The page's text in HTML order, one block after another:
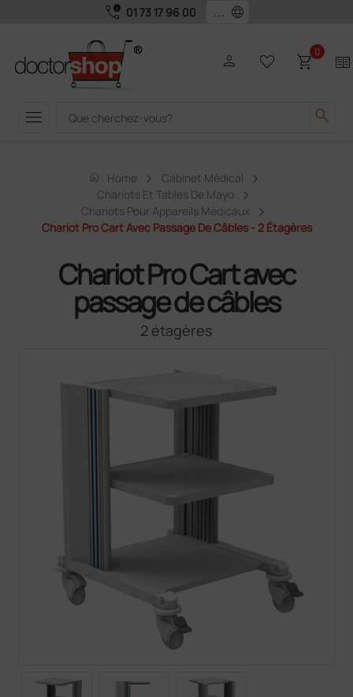
call_quality 01 73 17 96 00 language
menu search
person favorite_border shopping_cart0 two_pager
home Home
Cabinet Médical
Chariots Et Tables De Mayo
Chariots Pour Appareils Médicaux
Chariot Pro Cart Avec Passage De Câbles - 2 Étagères
Chariot Pro Cart avec
passage de câbles
2 étagères